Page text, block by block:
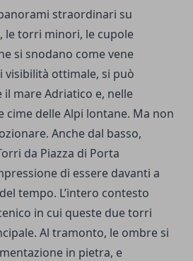
straordinari su
le torri minori, le cupole
si snodano come vene
visibilità ottimale, si può
mare Adriatico e, nelle
cime delle Alpi lontane. Ma non
Anche dal basso,
da Piazza di Porta
di essere davanti a
tempo. L’intero contesto
in cui queste due torri
Al tramonto, le ombre si
in pietra, e